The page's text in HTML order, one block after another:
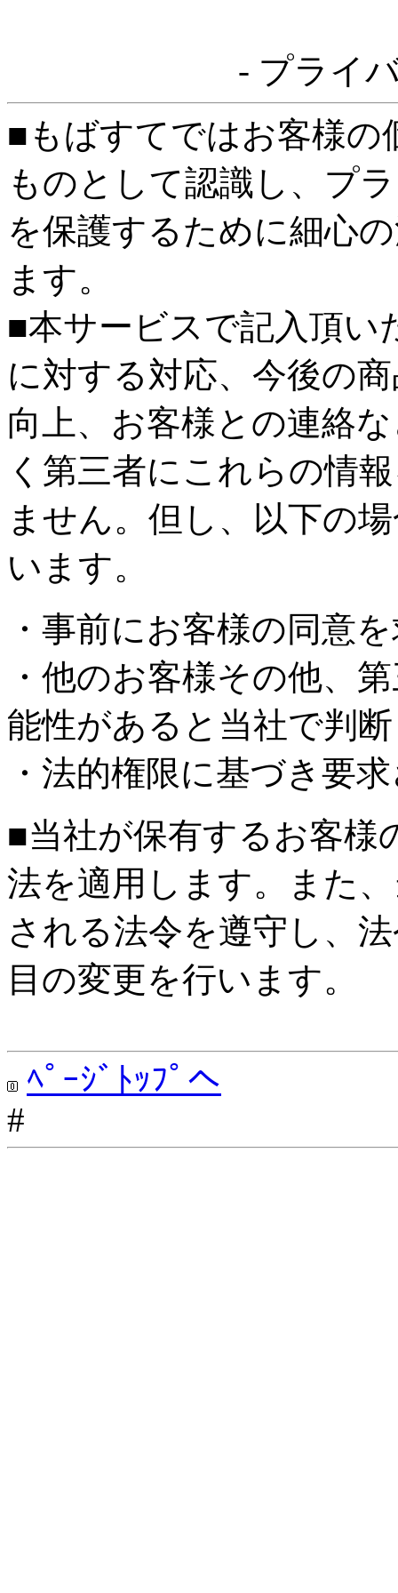
- プライ
■もばすてではお客様の
ものとして認識し、プ
を保護するために細心
ます。
■本サービスで記入頂い
に対する対応、今後の
向上、お客様との連絡
く第三者にこれらの情
ません。但し、以下の
います。
・事前にお客様の同意
・他のお客様その他、
能性があると当社で判
・法的権限に基づき要
■当社が保有するお客様
法を適用します。また
される法令を遵守し、
目の変更を行います。
ﾍﾟｰｼﾞﾄｯﾌﾟへ
#